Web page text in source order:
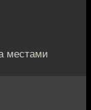
местами